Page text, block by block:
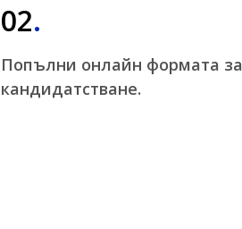
02.
Попълни онлайн формата за
кандидатстване.